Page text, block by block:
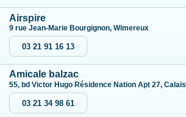
Airspire
9 rue Jean-Marie Bourgignon, Wimereux
03 21 91 16 13
Amicale balzac
55, bd Victor Hugo Résidence Nation Apt 27, Calais
03 21 34 98 61